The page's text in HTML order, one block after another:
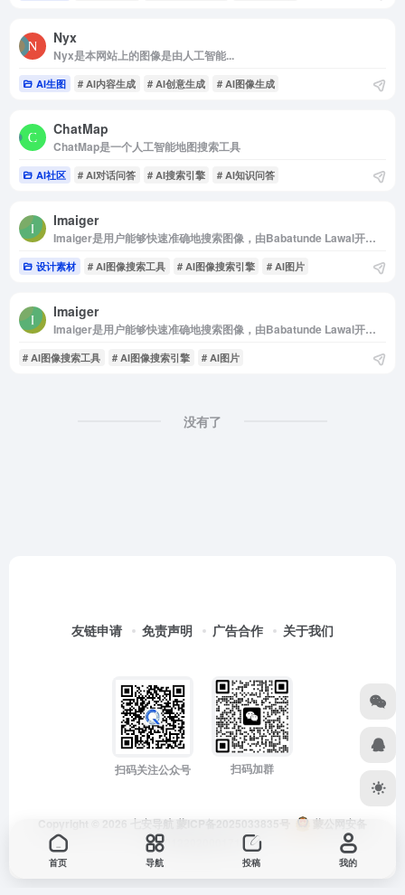
Nyx
Nyx是本网站上的图像是由人工智能...
AI生图 # AI内容生成 # AI创意生成 # AI图像生成
ChatMap
ChatMap是一个人工智能地图搜索工具
AI社区 # AI对话问答 # AI搜索引擎 # AI知识问答
Imaiger
Imaiger是用户能够快速准确地搜索图像，由Babatunde Lawal开发的人工智能搜索引擎
设计素材 # AI图像搜索工具 # AI图像搜索引擎 # AI图片
Imaiger
Imaiger是用户能够快速准确地搜索图像，由Babatunde Lawal开发的人工智能搜索引擎
# AI图像搜索工具 # AI图像搜索引擎 # AI图片
没有了
友链申请 免责声明 广告合作 关于我们
扫码关注公众号 扫码加群
Copyright © 2026 七安导航 蒙ICP备2025033835号
蒙公网安备
15012202000171号
首页 导航 投稿 我的